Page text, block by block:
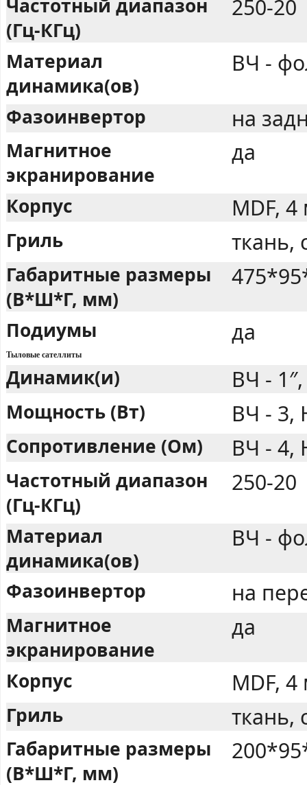
Частотный диапазон
(Гц-КГц)
250-20
Материал
динамика(ов)
ВЧ -
Фазоинвертор на
Магнитное
экранирование
да
Корпус MDF,
Гриль ткань,
Габаритные размеры
(В*Ш*Г, мм)
Подиумы да
Тыловые сателлиты
Динамик(и) ВЧ -
Мощность (Вт) ВЧ - 3,
Сопротивление (Ом) ВЧ - 4,
Частотный диапазон
(Гц-КГц)
250-20
Материал
динамика(ов)
ВЧ -
Фазоинвертор на
Магнитное
экранирование
да
Корпус MDF,
Гриль ткань,
Габаритные размеры
(В*Ш*Г, мм)